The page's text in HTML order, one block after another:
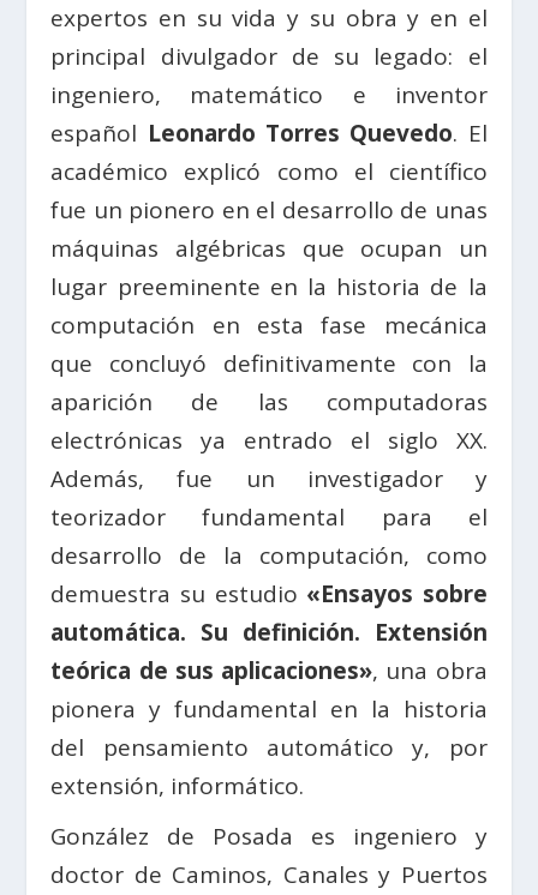
expertos en su vida y su obra y en el
principal divulgador de su legado: el
ingeniero, matemático e inventor
español Leonardo Torres Quevedo. El
académico explicó como el científico
fue un pionero en el desarrollo de unas
máquinas algébricas que ocupan un
lugar preeminente en la historia de la
computación en esta fase mecánica
que concluyó definitivamente con la
aparición de las computadoras
electrónicas ya entrado el siglo XX.
Además, fue un investigador y
teorizador fundamental para el
desarrollo de la computación, como
demuestra su estudio «Ensayos sobre
automática. Su definición. Extensión
teórica de sus aplicaciones», una obra
pionera y fundamental en la historia
del pensamiento automático y, por
extensión, informático.
González de Posada es ingeniero y
doctor de Caminos, Canales y Puertos